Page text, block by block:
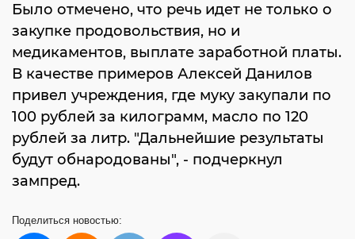
Было отмечено, что речь идет не только о
закупке продовольствия, но и
медикаментов, выплате заработной платы.
В качестве примеров Алексей Данилов
привел учреждения, где муку закупали по
100 рублей за килограмм, масло по 120
рублей за литр. "Дальнейшие результаты
будут обнародованы", - подчеркнул
зампред.
Поделиться новостью: